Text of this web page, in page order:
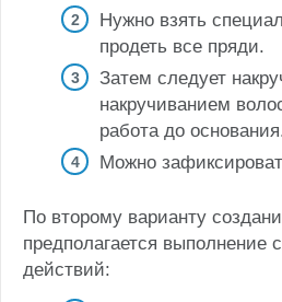
Нужно взять
продеть все пряди.
Затем следует
накручиванием
работа до
Можно
По второму варианту
предполагается выполнение
действий: